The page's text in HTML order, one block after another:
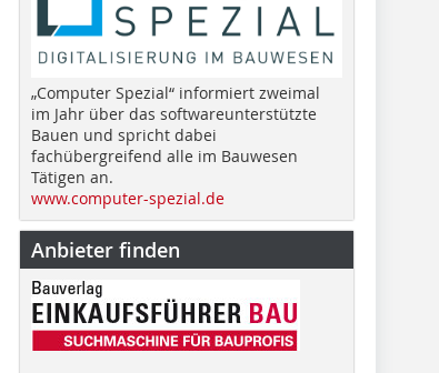
„Computer Spezial“ informiert zweimal
im Jahr über das softwareunterstützte
Bauen und spricht dabei
fachübergreifend alle im Bauwesen
Tätigen an.
www.computer-spezial.de
Anbieter finden